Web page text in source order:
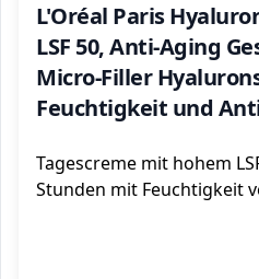
L'Oréal Paris
LSF 50, Anti-Aging
Micro-Filler
Feuchtigkeit und
Tagescreme mit hohem
Stunden mit Feuchtigkeit